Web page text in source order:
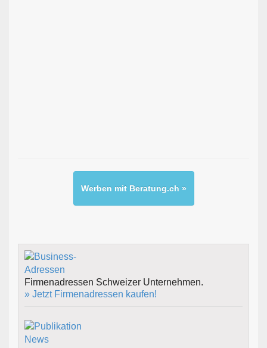
Werben mit Beratung.ch »
Firmenadressen Schweizer Unternehmen.
» Jetzt Firmenadressen kaufen!